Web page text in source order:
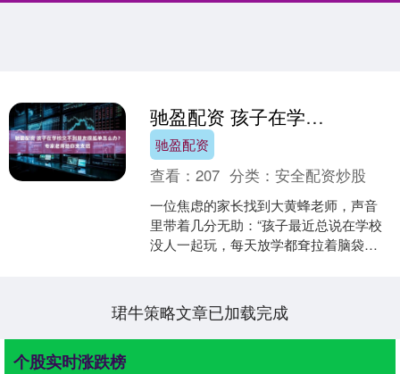
驰盈配资 孩子在学校交不到朋友很孤单怎么办？专家老师给你支支招
驰盈配资
查看：207 分类：安全配资炒股
一位焦虑的家长找到大黄蜂老师，声音
里带着几分无助：“孩子最近总说在学校
没人一起玩，每天放学都耷拉着脑袋，
珺牛策略文章已加载完成
个股实时涨跌榜